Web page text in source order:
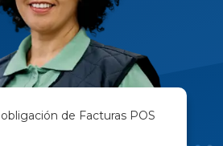
de Facturas POS